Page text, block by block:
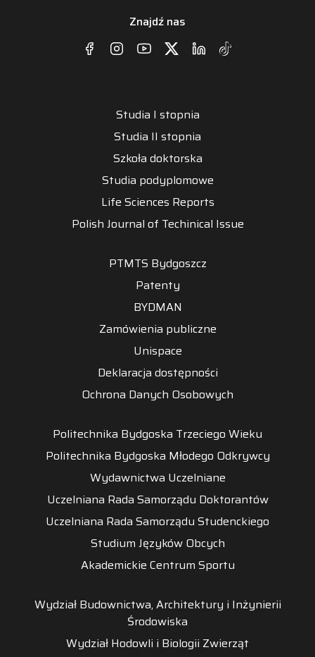
Znajdź nas
Studia I stopnia
Studia II stopnia
Szkoła doktorska
Studia podyplomowe
Life Sciences Reports
Polish Journal of Techinical Issue
PTMTS Bydgoszcz
Patenty
BYDMAN
Zamówienia publiczne
Unispace
Deklaracja dostępności
Ochrona Danych Osobowych
Politechnika Bydgoska Trzeciego Wieku
Politechnika Bydgoska Młodego Odkrywcy
Wydawnictwa Uczelniane
Uczelniana Rada Samorządu Doktorantów
Uczelniana Rada Samorządu Studenckiego
Studium Języków Obcych
Akademickie Centrum Sportu
Wydział Budownictwa, Architektury i Inżynierii
Środowiska
Wydział Hodowli i Biologii Zwierząt